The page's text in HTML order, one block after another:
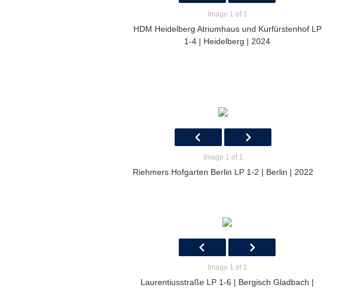
Image 1 of 1
HDM Heidelberg Atriumhaus und Kurfürstenhof LP
1-4 | Heidelberg | 2024
Image 1 of 1
Riehmers Hofgarten Berlin LP 1-2 | Berlin | 2022
Image 1 of 1
Laurentiusstraße LP 1-6 | Bergisch Gladbach |